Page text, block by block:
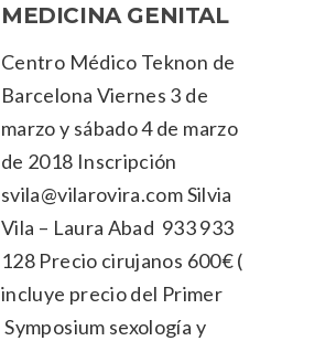
MEDICINA GENITAL
Centro Médico Teknon de
Barcelona Viernes 3 de
marzo y sábado 4 de marzo
de 2018 Inscripción
svila@vilarovira.com Silvia
Vila – Laura Abad 933 933
128 Precio cirujanos 600€ (
incluye precio del Primer
Symposium sexología y